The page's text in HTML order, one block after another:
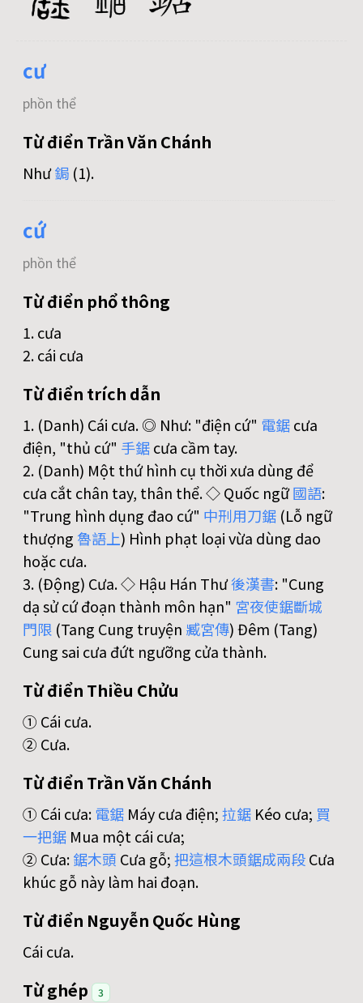
cư
phồn thể
Từ điển Trần Văn Chánh
Như鋦 (1).
cứ
phồn thể
Từ điển phổ thông
1. cưa
2. cái cưa
Từ điển trích dẫn
1. (Danh) Cái cưa. ◎ Như: "điện cứ" 電鋸cưa
điện, "thủ cứ" 手鋸cưa cầm tay.
2. (Danh) Một thứ hình cụ thời xưa dùng để
cưa cắt chân tay, thân thể. ◇ Quốc ngữ國語:
"Trung hình dụng đao cứ" 中刑用刀鋸 (Lỗ ngữ
thượng 魯語 上) Hình phạt loại vừa dùng dao
hoặc cưa.
3. (Động) Cưa. ◇ Hậu Hán Thư後漢書: "Cung
dạ sử cứ đoạn thành môn hạn" 宮夜使鋸斷城
門限 (Tang Cung truyện 臧宮傳) Đêm (Tang)
Cung sai cưa đứt ngưỡng cửa thành.
Từ điển Thiều Chửu
① Cái cưa.
② Cưa.
Từ điển Trần Văn Chánh
① Cái cưa:電鋸 Máy cưa điện;拉鋸 Kéo cưa; 買
一把鋸 Mua một cái cưa;
② Cưa:鋸木頭 Cưa gỗ;把這根木頭鋸成兩段Cưa
khúc gỗ này làm hai đoạn.
Từ điển Nguyễn Quốc Hùng
Cái cưa.
Từ ghép 3